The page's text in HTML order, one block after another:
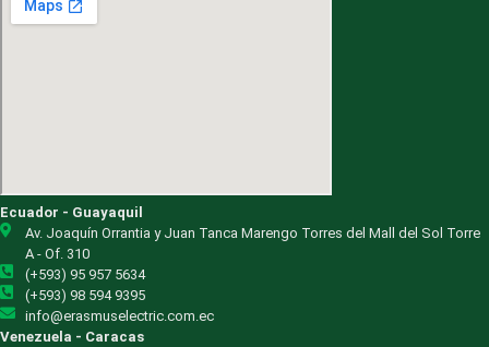
Ecuador - Guayaquil
Av. Joaquín Orrantia y Juan Tanca Marengo Torres del Mall del Sol Torre
A - Of. 310
(+593) 95 957 5634
(+593) 98 594 9395
info@erasmuselectric.com.ec
Venezuela - Caracas